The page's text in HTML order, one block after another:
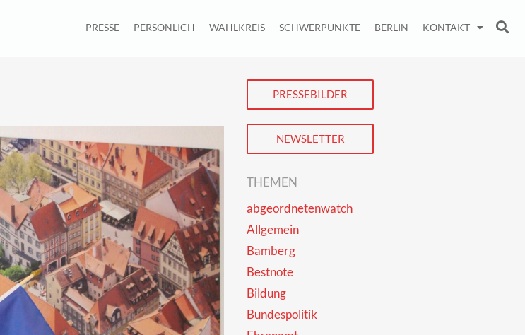
PRESSE PERSÖNLICH WAHLKREIS SCHWERPUNKTE BERLIN KONTAKT
PRESSEBILDER
NEWSLETTER
THEMEN
abgeordnetenwatch
Allgemein
Bamberg
Bestnote
Bildung
Bundespolitik